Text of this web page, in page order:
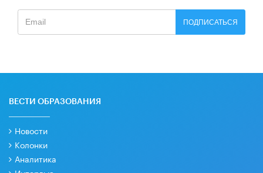
ПОДПИСАТЬСЯ
ВЕСТИ ОБРАЗОВАНИЯ
Новости
Колонки
Аналитика